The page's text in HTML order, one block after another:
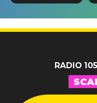
di Sara
Tommasi
RADIO